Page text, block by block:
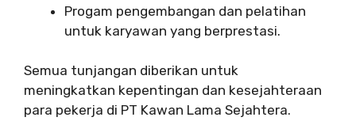
Progam pengembangan dan pelatihan
untuk karyawan yang berprestasi.
Semua tunjangan diberikan untuk
meningkatkan kepentingan dan kesejahteraan
para pekerja di PT Kawan Lama Sejahtera.